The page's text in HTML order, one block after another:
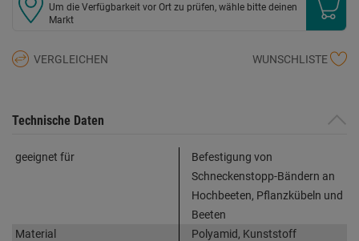
Um die Verfügbarkeit vor Ort zu prüfen, wähle bitte deinen
Markt
VERGLEICHEN WUNSCHLISTE
Technische Daten
geeignet für
Befestigung von
Schneckenstopp-Bändern an
Hochbeeten, Pflanzkübeln und
Beeten
Material
Polyamid, Kunststoff